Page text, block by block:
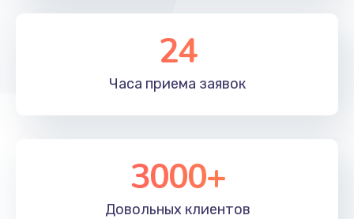
24
Часа приема заявок
3000+
Довольных клиентов